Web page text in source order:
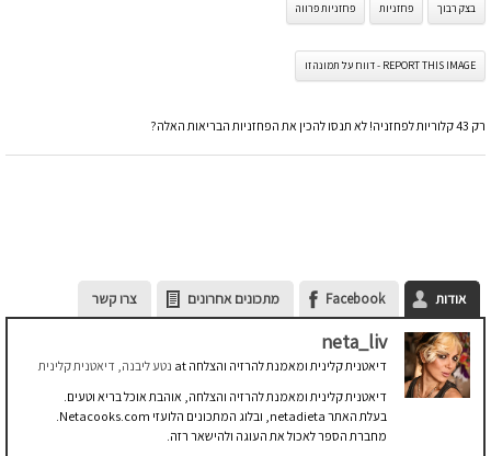
בצק רבוך פחזניות פחזניות פרווה
REPORT THIS IMAGE - דווח על תמונה זו
רק 43 קלוריות לפחזניה! לא תנסו להכין את הפחזניות הבריאות האלה?
אודות Facebook מתכונים אחרונים צרו קשר
neta_liv
דיאטנית קלינית ומאמנת להרזיה והצלחה
נטע ליבנה, דיאטנית קלינית
דיאטנית קלינית ומאמנת להרזיה והצלחה, אוהבת אוכל בריא וטעים.
בעלת האתר netadieta, ובלוג המתכונים הלועזי Netacooks.com.
מחברת הספר לאכול את העוגה ולהישאר רזה.